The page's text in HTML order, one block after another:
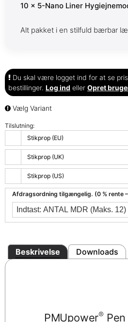
10 × 5-Nano Liner
Alt pakket i en stilfuld bærbar
Du skal være logget ind for at se
bestillinger. Log ind eller Opret
Vælg Variant
Tilslutning:
Stikprop (EU)
Stikprop (UK)
Stikprop (US)
Afdragsordning tilgængelig. (0 % rente
Beskrivelse Downloads
PMUpower®